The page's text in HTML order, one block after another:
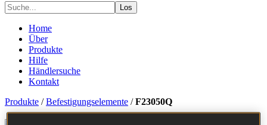
Los
Home
Über
Produkte
Hilfe
Händlersuche
Kontakt
Produkte /Befestigungselemente /F23050Q